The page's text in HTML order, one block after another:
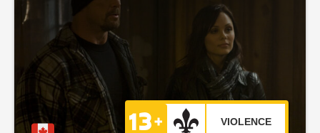
VIOLENCE